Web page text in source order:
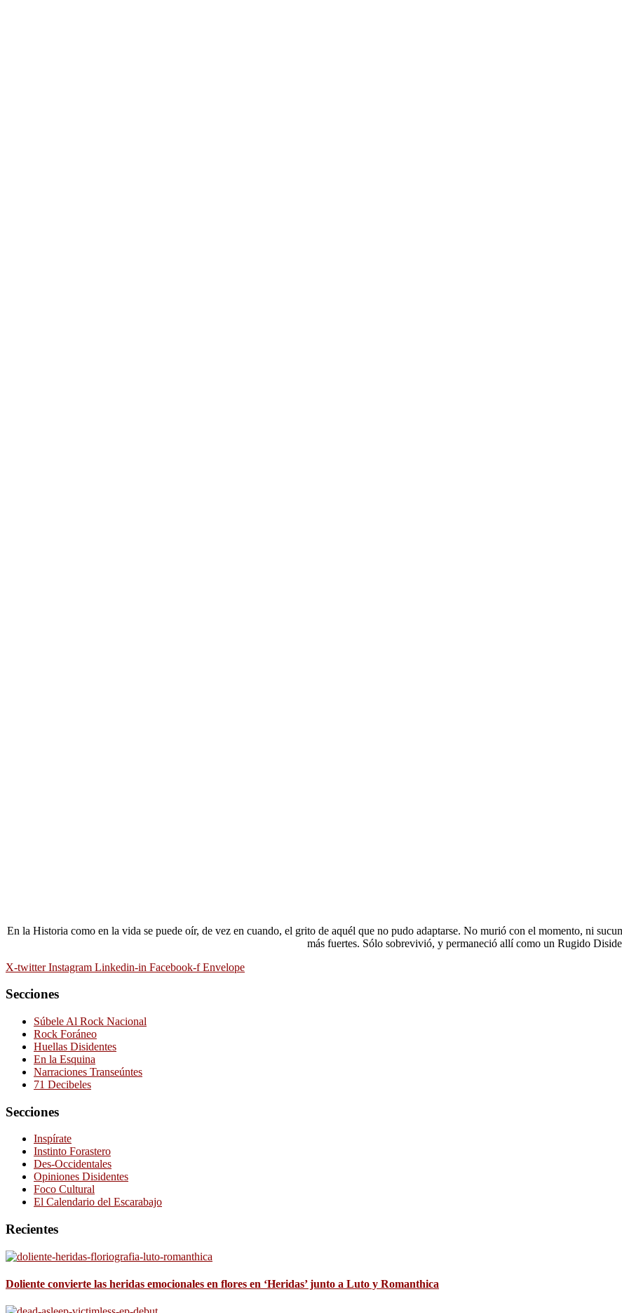
En la Historia como en la vida se puede oír, de vez en cuando, el grito de aquél que no pudo adaptarse. No murió con el momento, ni
más fuertes. Sólo sobrevivió, y permaneció allí como un Rugido
X-twitter Instagram Linkedin-in Facebook-f Envelope
Secciones
Súbele Al Rock Nacional
Rock Foráneo
Huellas Disidentes
En la Esquina
Narraciones Transeúntes
71 Decibeles
Secciones
Inspírate
Instinto Forastero
Des-Occidentales
Opiniones Disidentes
Foco Cultural
El Calendario del Escarabajo
Recientes
Doliente convierte las heridas emocionales en flores en ‘Heridas’ junto a Luto y Romanthica